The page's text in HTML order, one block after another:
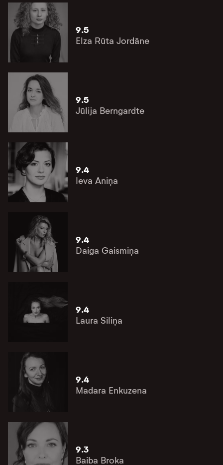
9.5
Elza Rūta Jordāne
9.5
Jūlija Berngardte
9.4
Ieva Aniņa
9.4
Daiga Gaismiņa
9.4
Laura Siliņa
9.4
Madara Enkuzena
9.3
Baiba Broka